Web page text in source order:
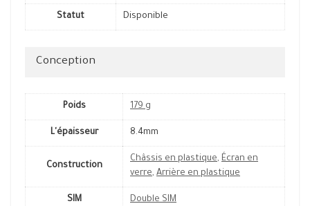
Statut Disponible
Conception
Poids 179 g
L'épaisseur 8.4mm
Construction
Châssis en plastique, Écran en
verre, Arrière en plastique
SIM Double SIM